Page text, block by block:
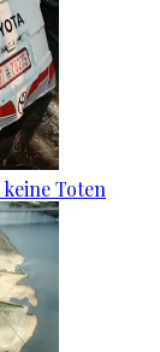
Toten